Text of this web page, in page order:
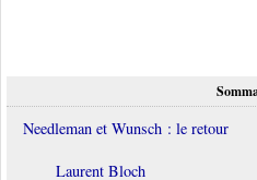
Needleman et Wunsch : le retour
Laurent Bloch